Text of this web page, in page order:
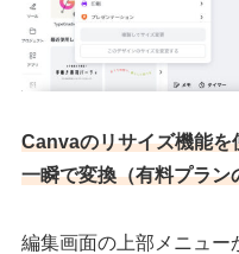
Canvaのリサイズ機能を
一瞬で変換（有料プラン
編集画面の上部メニュー